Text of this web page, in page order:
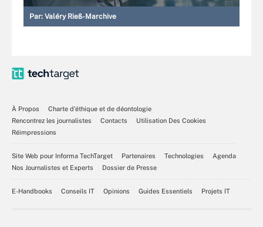
Par: Valéry Rieß-Marchive
À Propos
Charte d’éthique et de déontologie
Rencontrez les journalistes
Contacts
Utilisation Des Cookies
Réimpressions
Site Web pour Informa TechTarget Partenaires Technologies
Agenda
Nos Journalistes et Experts
Dossier de Presse
E-Handbooks Conseils IT Opinions Guides Essentiels Projets IT